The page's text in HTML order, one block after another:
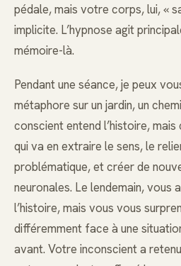
pédale, mais votre corps, lui, «
implicite. L’hypnose agit
mémoire-là.
Pendant une séance, je peux
métaphore sur un jardin, un
conscient entend l’histoire,
qui va en extraire le sens, le
problématique, et créer de
neuronales. Le lendemain, vous
l’histoire, mais vous vous
différemment face à une
avant. Votre inconscient a